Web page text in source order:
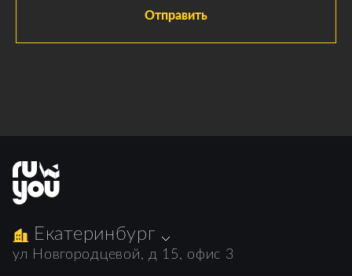
Отправить
Екатеринбург
ул Новгородцевой, д 15, офис 3